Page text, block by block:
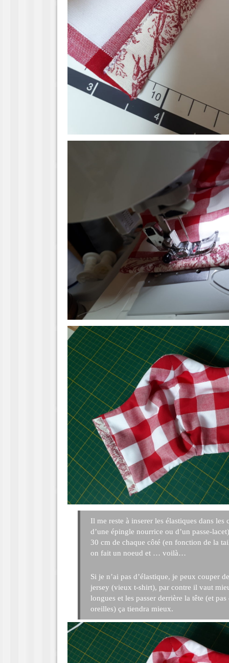
Il me reste à inserer les élastiques dans les
d’une épingle nourrice ou d’un passe-
30 cm de chaque côté (en fonction de la
on fait un noeud et … voilà…
Si je n’ai pas d’élastique, je peux couper
jersey (vieux t-shirt), par contre il vaut
longues et les passer derrière la tête (et
oreilles) ça tiendra mieux.